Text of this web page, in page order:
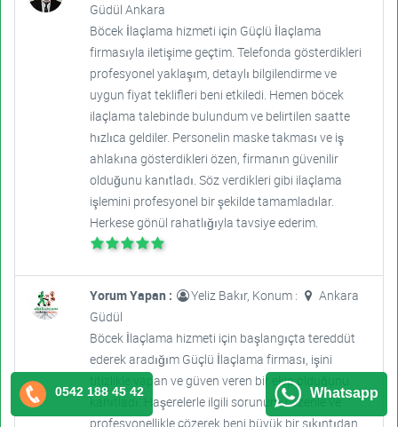
Güdül Ankara
Böcek İlaçlama hizmeti için Güçlü İlaçlama
firmasıyla iletişime geçtim. Telefonda gösterdikleri
profesyonel yaklaşım, detaylı bilgilendirme ve
uygun fiyat teklifleri beni etkiledi. Hemen böcek
ilaçlama talebinde bulundum ve belirtilen saatte
hızlıca geldiler. Personelin maske takması ve iş
ahlakına gösterdikleri özen, firmanın güvenilir
olduğunu kanıtladı. Söz verdikleri gibi ilaçlama
işlemini profesyonel bir şekilde tamamladılar.
Herkese gönül rahatlığıyla tavsiye ederim.
Yorum Yapan : Yeliz Bakır, Konum :
Ankara
Güdül
Böcek İlaçlama hizmeti için başlangıçta tereddüt
ederek aradığım Güçlü İlaçlama firması, işini
titizlikle yapan ve güven veren bir ekip olduğunu
kanıtladı. Haşerelerle ilgili sorunumu özenle ve
profesyonellikle çözerek beni büyük bir sıkıntıdan
0542 188 45 42 Whatsapp